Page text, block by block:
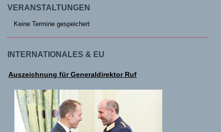
VERANSTALTUNGEN
Keine Termine gespeichert
INTERNATIONALES & EU
Auszeichnung für Generaldirektor Ruf